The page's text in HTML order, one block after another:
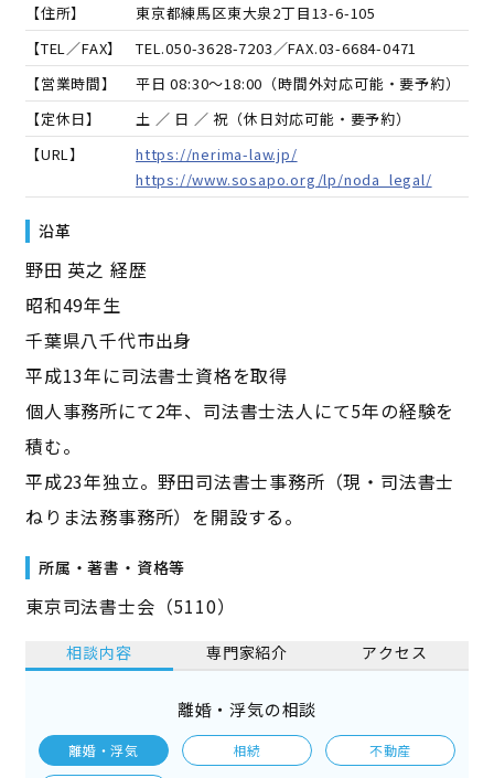
【住所】
東京都練馬区東大泉2丁目13-6-105
【TEL／FAX】
TEL.050-3628-7203 ／FAX.03-6684-0471
【営業時間】
平日 08:30～18:00（時間外対応可能・要予約）
【定休日】
土 ／ 日 ／ 祝（休日対応可能・要予約）
【URL】
https://nerima-law.jp/
https://www.sosapo.org/lp/noda_legal/
沿革
野田 英之 経歴
昭和49年生
千葉県八千代市出身
平成13年に司法書士資格を取得
個人事務所にて2年、司法書士法人にて5年の経験を
積む。
平成23年独立。野田司法書士事務所（現・司法書士
ねりま法務事務所）を開設する。
所属・著書・資格等
東京司法書士会（5110）
相談内容 専門家紹介 アクセス
離婚・浮気の相談
離婚・浮気 相続 不動産